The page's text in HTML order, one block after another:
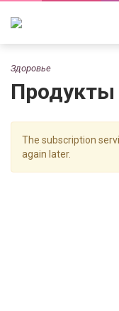
Здоровье
Продукты
The subscription
again later.